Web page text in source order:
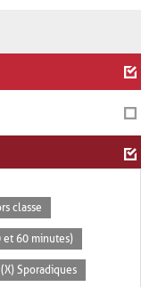
classe
et 60 minutes)
(X) Sporadiques